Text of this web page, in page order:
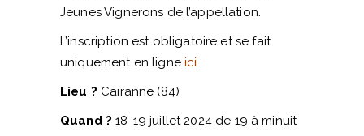
Jeunes Vignerons de l’appellation.
L’inscription est obligatoire et se fait
uniquement en ligneici.
Lieu ? Cairanne (84)
Quand ? 18-19 juillet 2024 de 19 à minuit